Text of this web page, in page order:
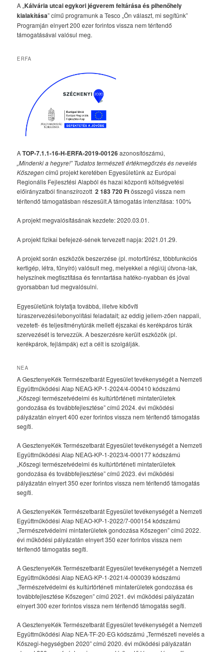
A „Kálvária utcai egykori jégverem feltárása és pihenőhely
kialakítása” című programunk a Tesco „Ön választ, mi segítünk”
Programján elnyert 200 ezer forintos vissza nem térítendő
támogatásával valósul meg.
ERFA
ATOP-7.1.1-16-H-ERFA-2019-00126azonosítószámú,
„Mindenki a hegyre!” Tudatos természeti értékmegőrzés és nevelés
Kőszegencímű projekt keretében Egyesületünk az Európai
Regionális Fejlesztési Alapból és hazai központi költségvetési
előirányzatból finanszírozott2 183 720 Ftösszegű vissza nem
térítendő támogatásban részesült.A támogatás intenzitása: 100%
A projekt megvalósításának kezdete: 2020.03.01.
A projekt fizikai befejezé-sének tervezett napja: 2021.01.29.
A projekt során eszközök beszerzése (pl. motorfűrész, többfunkciós
kertigép, létra, fűnyíró) valósult meg, melyekkel a régi/új útvona-lak,
helyszínek megtisztítása és fenntartása hatéko-nyabban és jóval
gyorsabban tud megvalósulni.
Egyesületünk folytatja továbbá, illetve kibővíti
túraszervezési/lebonyolítási feladatait; az eddig jellem-zően nappali,
vezetett- és teljesítménytúrák mellett éjszakai és kerékpáros túrák
szervezését is tervezzük. A beszerzésre került eszközök (pl.
kerékpárok, fejlámpák) ezt a célt is szolgálják.
NEA
A GesztenyeKék Természetbarát Egyesület tevékenységét a Nemzeti
Együttműködési Alap NEAG-KP-1-2024/4-000410 kódszámú
„Kőszegi természetvédelmi és kultúrtörténeti mintaterületek
gondozása és továbbfejlesztése” című 2024. évi működési
pályázatán elnyert 400 ezer forintos vissza nem térítendő támogatás
segíti.
A GesztenyeKék Természetbarát Egyesület tevékenységét a Nemzeti
Együttműködési Alap NEAG-KP-1-2023/4-000177 kódszámú
„Kőszegi természetvédelmi és kultúrtörténeti mintaterületek
gondozása és továbbfejlesztése” című 2023. évi működési
pályázatán elnyert 350 ezer forintos vissza nem térítendő támogatás
segíti.
A GesztenyeKék Természetbarát Egyesület tevékenységét a Nemzeti
Együttműködési Alap NEAO-KP-1-2022/7-000154 kódszámú
„Természetvédelmi mintaterületek gondozása Kőszegen” című 2022.
évi működési pályázatán elnyert 350 ezer forintos vissza nem
térítendő támogatás segíti.
A GesztenyeKék Természetbarát Egyesület tevékenységét a Nemzeti
Együttműködési Alap NEAG-KP-1-2021/4-000039 kódszámú
„Természetvédelmi és kultúrtörténeti mintaterületek gondozása és
továbbfejlesztése Kőszegen” című 2021. évi működési pályázatán
elnyert 300 ezer forintos vissza nem térítendő támogatás segíti.
A GesztenyeKék Természetbarát Egyesület tevékenységét a Nemzeti
Együttműködési Alap NEA-TF-20-EG kódszámú „Természeti nevelés a
Kőszegi-hegységben 2020” című 2020. évi működési pályázatán